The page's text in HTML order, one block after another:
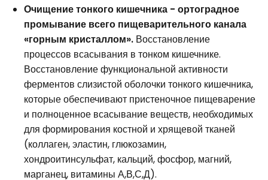
Очищение тонкого кишечника - ортоградное
промывание всего пищеварительного канала
«горным кристаллом». Восстановление
процессов всасывания в тонком кишечнике.
Восстановление функциональной активности
ферментов слизистой оболочки тонкого кишечника,
которые обеспечивают пристеночное пищеварение
и полноценное всасывание веществ, необходимых
для формирования костной и хрящевой тканей
(коллаген, эластин, глюкозамин,
хондроитинсульфат, кальций, фосфор, магний,
марганец, витамины А,В,С,Д).